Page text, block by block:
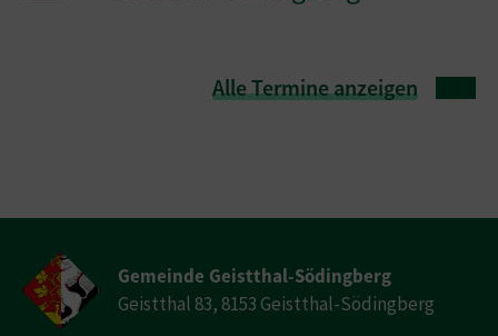
Alle Termine anzeigen
Gemeinde Geistthal-Södingberg
Geistthal 83, 8153 Geistthal-Södingberg